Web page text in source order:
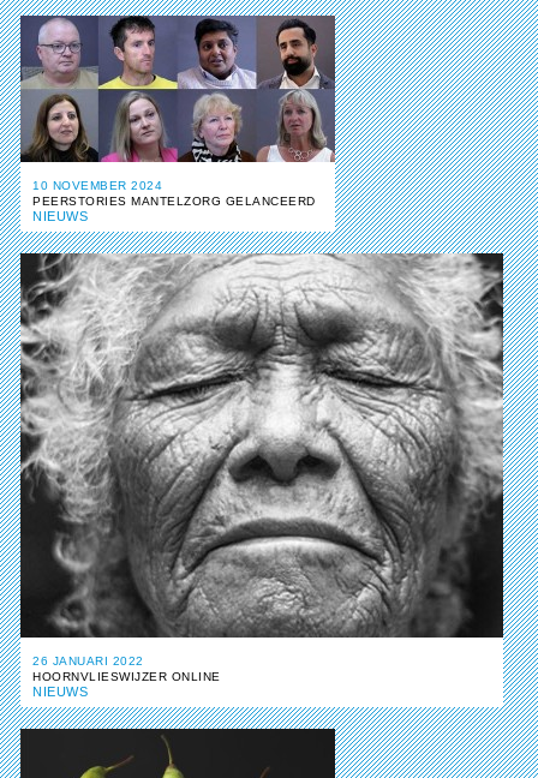
10 NOVEMBER 2024
PEERSTORIES MANTELZORG GELANCEERD
NIEUWS
26 JANUARI 2022
HOORNVLIESWIJZER ONLINE
NIEUWS